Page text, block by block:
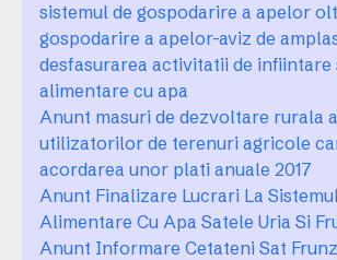
sistemul de gospodarire a apelor
gospodarire a apelor-aviz de
desfasurarea activitatii de infiintare
alimentare cu apa
Anunt masuri de dezvoltare rurala
utilizatorilor de terenuri agricole
acordarea unor plati anuale 2017
Anunt Finalizare Lucrari La
Alimentare Cu Apa Satele Uria Si
Anunt Informare Cetateni Sat